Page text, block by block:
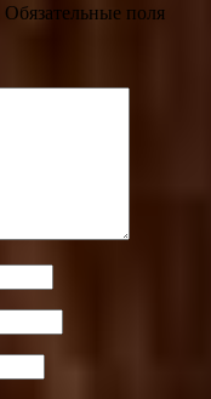
Обязательные поля